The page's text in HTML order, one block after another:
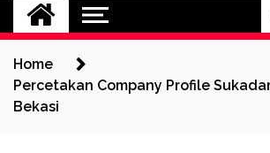
DMG
Home
Percetakan Company Profile
Bekasi